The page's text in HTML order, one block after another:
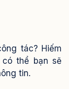
tác? Hiếm
thể bạn sẽ
tin.